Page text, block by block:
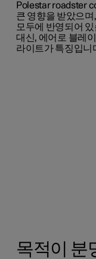
Polestarroadster
큰 영향을 받았으며,
모두에 반영되어 있
대신, 에어로 블레
라이트가 특징입니
목적이 분